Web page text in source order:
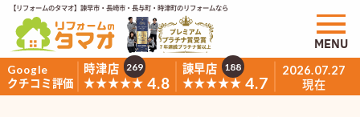
【リフォームのタマオ】諫早市・長崎市・長与町・時津町のリフォームなら
Google
クチコミ評価
時津店
★★★★★ 4.8
269
諫早店
★★★★★ 4.7
188 2026.07.27
現在
MENU